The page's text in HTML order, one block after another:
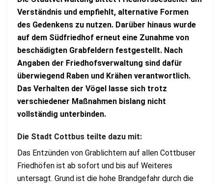
Verständnis und empfiehlt, alternative Formen
des Gedenkens zu nutzen. Darüber hinaus wurde
auf dem Südfriedhof erneut eine Zunahme von
beschädigten Grabfeldern festgestellt. Nach
Angaben der Friedhofsverwaltung sind dafür
überwiegend Raben und Krähen verantwortlich.
Das Verhalten der Vögel lasse sich trotz
verschiedener Maßnahmen bislang nicht
vollständig unterbinden.
Die Stadt Cottbus teilte dazu mit:
Das Entzünden von Grablichtern auf allen Cottbuser
Friedhöfen ist ab sofort und bis auf Weiteres
untersagt. Grund ist die hohe Brandgefahr durch die